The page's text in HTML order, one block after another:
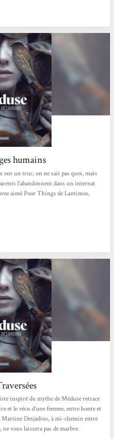
humains
ont un truc, on ne sait pas quoi, mais
l’abandonnent dans un internat
aimé Poor Things de Lantimos,
inspiré du mythe de Méduse retrace
et le vécu d’une femme, entre honte et
Martine Desjadins, à mi-chemin entre
vous laissera pas de marbre.